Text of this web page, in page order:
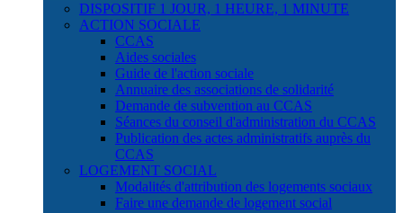
DISPOSITIF 1 JOUR, 1 HEURE, 1 MINUTE
ACTION SOCIALE
CCAS
Aides sociales
Guide de l'action sociale
Annuaire des associations de solidarité
Demande de subvention au CCAS
Séances du conseil d'administration du CCAS
Publication des actes administratifs auprès du
CCAS
LOGEMENT SOCIAL
Modalités d'attribution des logements sociaux
Faire une demande de logement social